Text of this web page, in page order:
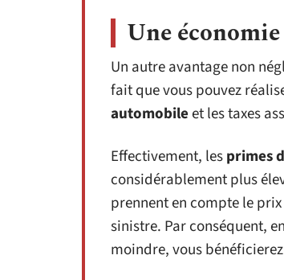
Une
Un autre avantage non
fait que vous pouvez
automobileet les taxes
Effectivement, lesprimes
considérablement plus
prennent en compte le
sinistre. Par conséquent,
moindre, vous